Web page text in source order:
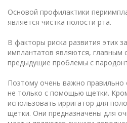
Основой профилактики
является чистка полости рта.
В факторы риска развития этих
имплантатов являются, главным
предыдущие проблемы с
Поэтому очень важно правильно
не только с помощью щетки.
использовать ирригатор для
щетки. Они предназначены для